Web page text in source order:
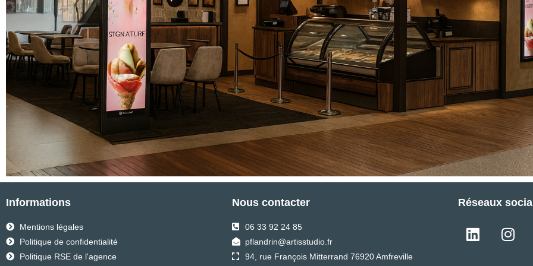
Informations
Mentions légales
Politique de confidentialité
Politique RSE de l'agence
Nous contacter
06 33 92 24 85
pflandrin@artisstudio.fr
94, rue François Mitterrand 76920 Amfreville
Réseaux